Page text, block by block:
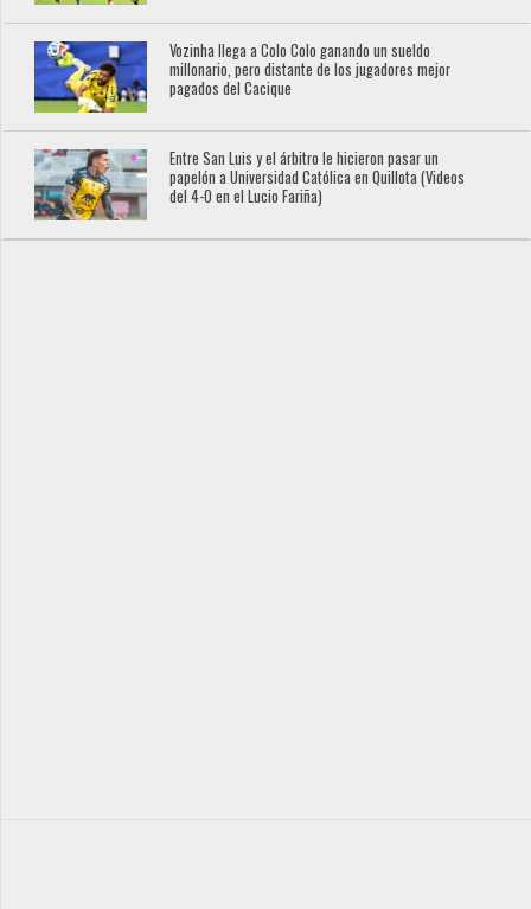
Vozinha llega a Colo Colo ganando un sueldo
millonario, pero distante de los jugadores mejor
pagados del Cacique
Entre San Luis y el árbitro le hicieron pasar un
papelón a Universidad Católica en Quillota (Videos
del 4-0 en el Lucio Fariña)